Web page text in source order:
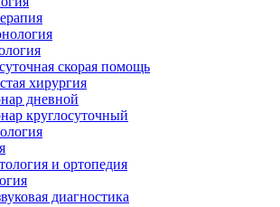
скорая помощь
хирургия
дневной
круглосуточный
и ортопедия
диагностика